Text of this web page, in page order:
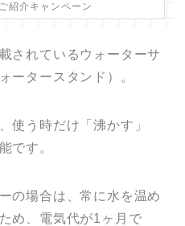
ご紹介キャンペーン
されているウォーターサ
ータースタンド）。
使う時だけ「沸かす」
です。
の場合は、常に水を温め
め、電気代が1ヶ月で